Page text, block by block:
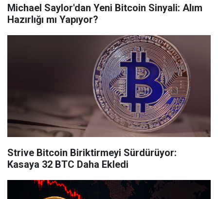
Michael Saylor'dan Yeni Bitcoin Sinyali: Alım
Hazırlığı mı Yapıyor?
Strive Bitcoin Biriktirmeyi Sürdürüyor:
Kasaya 32 BTC Daha Ekledi